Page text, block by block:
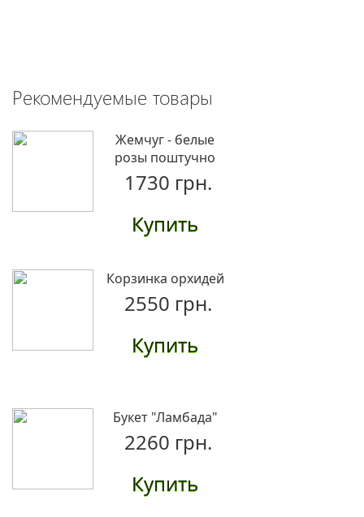
Рекомендуемые товары
Жемчуг - белые
розы поштучно
1730 грн.
Купить
Корзинка орхидей
2550 грн.
Купить
Букет "Ламбада"
2260 грн.
Купить